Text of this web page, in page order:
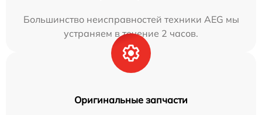
Большинство неисправностей техники AEG мы
устраняем в течение 2 часов.
Оригинальные запчасти